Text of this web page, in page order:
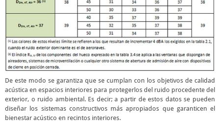
De este modo se garantiza que se cumplan con los objetivos de calidad
acústica en espacios interiores para protegerlos del ruido procedente del
exterior, o ruido ambiental. Es decir; a partir de estos datos se pueden
diseñar los sistemas constructivos más apropiados que garanticen el
bienestar acústico en recintos interiores.